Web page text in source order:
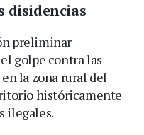
disidencias
preliminar
golpe contra las
la zona rural del
históricamente
ilegales.